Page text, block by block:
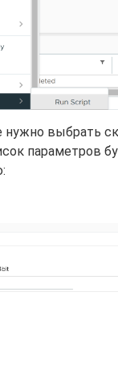
нужно выбрать
параметров